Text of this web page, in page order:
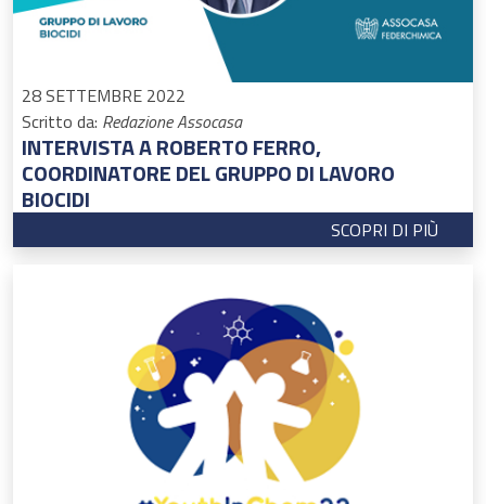
28 SETTEMBRE 2022
Scritto da: Redazione Assocasa
INTERVISTA A ROBERTO FERRO,
COORDINATORE DEL GRUPPO DI LAVORO
BIOCIDI
SCOPRI DI PIÙ